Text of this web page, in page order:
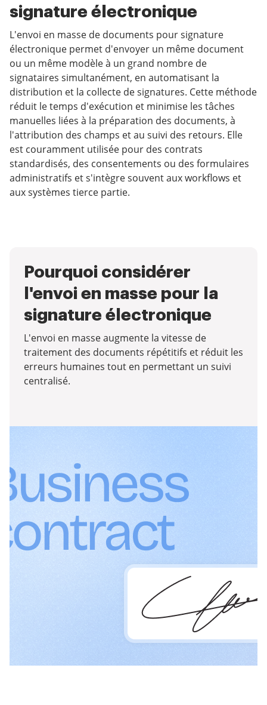
signature électronique
L'envoi en masse de documents pour signature
électronique permet d'envoyer un même document
ou un même modèle à un grand nombre de
signataires simultanément, en automatisant la
distribution et la collecte de signatures. Cette méthode
réduit le temps d'exécution et minimise les tâches
manuelles liées à la préparation des documents, à
l'attribution des champs et au suivi des retours. Elle
est couramment utilisée pour des contrats
standardisés, des consentements ou des formulaires
administratifs et s'intègre souvent aux workflows et
aux systèmes tierce partie.
Pourquoi considérer
l'envoi en masse pour la
signature électronique
L'envoi en masse augmente la vitesse de
traitement des documents répétitifs et réduit les
erreurs humaines tout en permettant un suivi
centralisé.